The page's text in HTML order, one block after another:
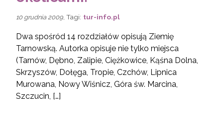
10 grudnia 2009 , Tagi: tur-info.pl
Dwa spośród 14 rozdziałów opisują Ziemię
Tarnowską. Autorka opisuje nie tylko miejsca
(Tarnów, Dębno, Zalipie, Ciężkowice, Kąśna Dolna,
Skrzyszów, Dołęga, Tropie, Czchów, Lipnica
Murowana, Nowy Wiśnicz, Góra św. Marcina,
Szczucin, […]